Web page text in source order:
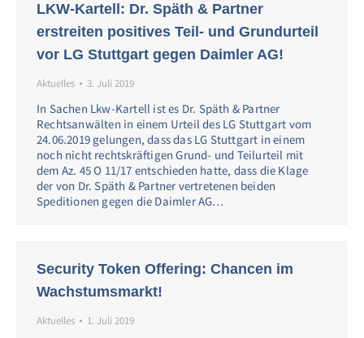
LKW-Kartell: Dr. Späth & Partner
erstreiten positives Teil- und Grundurteil
vor LG Stuttgart gegen Daimler AG!
Aktuelles 3. Juli 2019
In Sachen Lkw-Kartell ist es Dr. Späth & Partner
Rechtsanwälten in einem Urteil des LG Stuttgart vom
24.06.2019 gelungen, dass das LG Stuttgart in einem
noch nicht rechtskräftigen Grund- und Teilurteil mit
dem Az. 45 O 11/17 entschieden hatte, dass die Klage
der von Dr. Späth & Partner vertretenen beiden
Speditionen gegen die Daimler AG…
Security Token Offering: Chancen im
Wachstumsmarkt!
Aktuelles 1. Juli 2019